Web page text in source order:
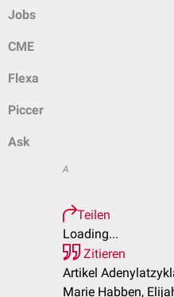
Jobs
CME
Flexa
Piccer
Ask
A
Teilen
Loading...
Zitieren
Artikel
Marie Habben,